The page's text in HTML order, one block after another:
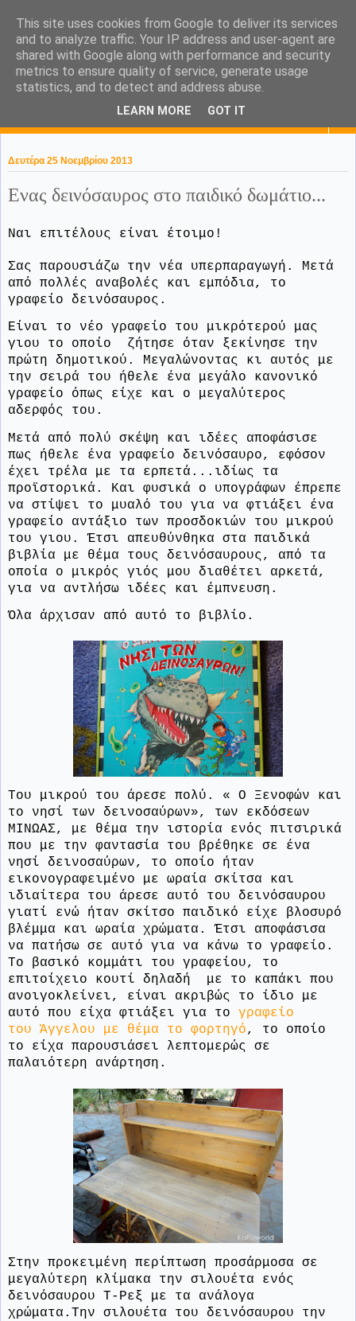
KaPa. Me without you...tea
without a biscuit!
Δευτέρα 25 Νοεμβρίου 2013
Ενας δεινόσαυρος στο παιδικό δωμάτιο...
Ναι επιτέλους είναι έτοιμο!
Σας παρουσιάζω την νέα υπερπαραγωγή. Μετά
από πολλές αναβολές και εμπόδια, το
γραφείο δεινόσαυρος.
Είναι το νέο γραφείο του μικρότερού μας
γιου το οποίο ζήτησε όταν ξεκίνησε την
πρώτη δημοτικού. Μεγαλώνοντας κι αυτός με
την σειρά του ήθελε ένα μεγάλο κανονικό
γραφείο όπως είχε και ο μεγαλύτερος
αδερφός του.
Μετά από πολύ σκέψη και ιδέες αποφάσισε
πως ήθελε ένα γραφείο δεινόσαυρο, εφόσον
έχει τρέλα με τα ερπετά...ιδίως τα
προϊστορικά. Και φυσικά ο υπογράφων έπρεπε
να στίψει το μυαλό του για να φτιάξει ένα
γραφείο αντάξιο των προσδοκιών του μικρού
του γιου. Έτσι απευθύνθηκα στα παιδικά
βιβλία με θέμα τους δεινόσαυρους, από τα
οποία ο μικρός γιός μου διαθέτει αρκετά,
για να αντλήσω ιδέες και έμπνευση.
Όλα άρχισαν από αυτό το βιβλίο.
Του μικρού του άρεσε πολύ. « Ο Ξενοφών και
το νησί των δεινοσαύρων», των εκδόσεων
ΜΙΝΩΑΣ, με θέμα την ιστορία ενός πιτσιρικά
που με την φαντασία του βρέθηκε σε ένα
νησί δεινοσαύρων, το οποίο ήταν
εικονογραφειμένο με ωραία σκίτσα και
ιδιαίτερα του άρεσε αυτό του δεινόσαυρου
γιατί ενώ ήταν σκίτσο παιδικό είχε βλοσυρό
βλέμμα και ωραία χρώματα. Έτσι αποφάσισα
να πατήσω σε αυτό για να κάνω το γραφείο.
Το βασικό κομμάτι του γραφείου, το
επιτοίχειο κουτί δηλαδή
με το καπάκι που
ανοιγοκλείνει, είναι ακριβώς το ίδιο με
αυτό που είχα φτιάξει για το γραφείο
του Άγγελου με θέμα το φορτηγό, το οποίο
το είχα παρουσιάσει λεπτομερώς σε
παλαιότερη ανάρτηση.
Στην προκειμένη περίπτωση προσάρμοσα σε
μεγαλύτερη κλίμακα την σιλουέτα ενός
δεινόσαυρου Τ-Ρεξ με τα ανάλογα
χρώματα.Την σιλουέτα του δεινόσαυρου την
This site uses cookies from Google to deliver its services
and to analyze traffic. Your IP address and user-agent are
shared with Google along with performance and security
metrics to ensure quality of service, generate usage
statistics, and to detect and address abuse.
LEARN MORE GOT IT